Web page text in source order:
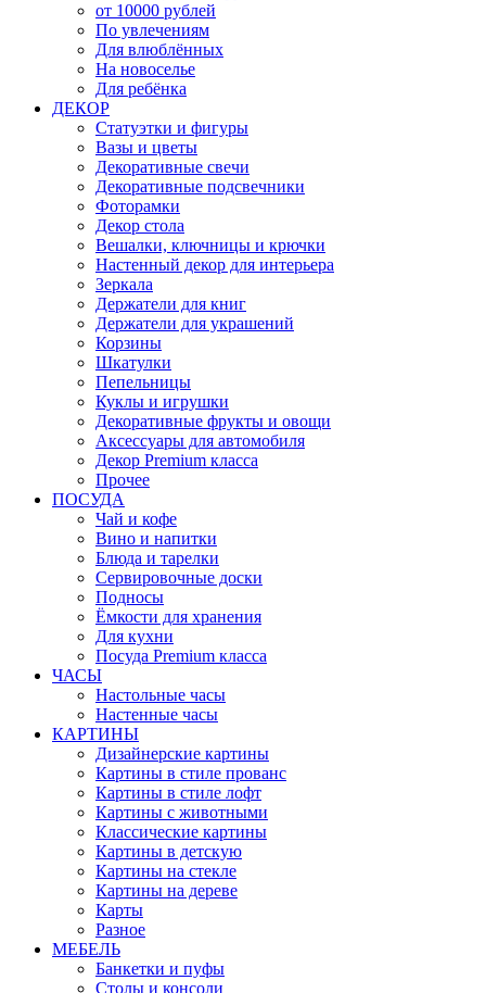
от 10000 рублей
По увлечениям
Для влюблённых
На новоселье
Для ребёнка
ДЕКОР
Статуэтки и фигуры
Вазы и цветы
Декоративные свечи
Декоративные подсвечники
Фоторамки
Декор стола
Вешалки, ключницы и крючки
Настенный декор для интерьера
Зеркала
Держатели для книг
Держатели для украшений
Корзины
Шкатулки
Пепельницы
Куклы и игрушки
Декоративные фрукты и овощи
Аксессуары для автомобиля
Декор Premium класса
Прочее
ПОСУДА
Чай и кофе
Вино и напитки
Блюда и тарелки
Сервировочные доски
Подносы
Ёмкости для хранения
Для кухни
Посуда Premium класса
ЧАСЫ
Настольные часы
Настенные часы
КАРТИНЫ
Дизайнерские картины
Картины в стиле прованс
Картины в стиле лофт
Картины с животными
Классические картины
Картины в детскую
Картины на стекле
Картины на дереве
Карты
Разное
МЕБЕЛЬ
Банкетки и пуфы
Столы и консоли